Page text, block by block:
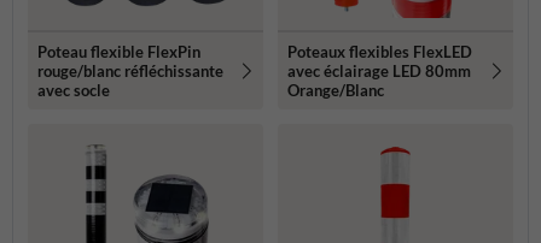
Poteau flexible FlexPin
rouge/blanc réfléchissante
avec socle
Poteaux flexibles FlexLED
avec éclairage LED 80mm
Orange/Blanc